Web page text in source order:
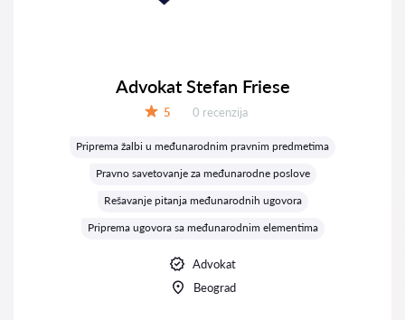
Advokat Stefan Friese
5 Recenzija:
0 recenzija
Priprema žalbi u međunarodnim pravnim predmetima
Pravno savetovanje za međunarodne poslove
Rešavanje pitanja međunarodnih ugovora
Priprema ugovora sa međunarodnim elementima
Advokat
Beograd